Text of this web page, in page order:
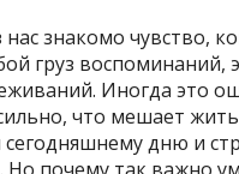
знакомо чувство,
груз воспоминаний,
Иногда это
что мешает
сегодняшнему дню и